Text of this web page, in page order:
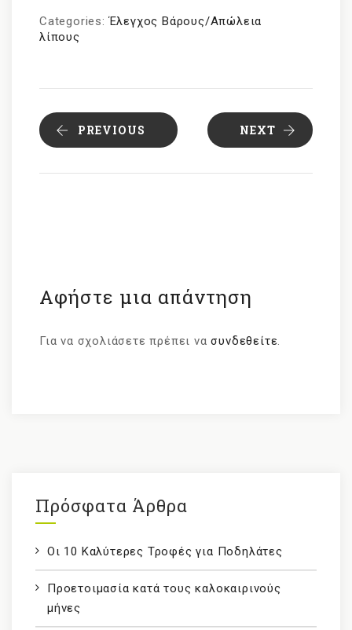
Categories:Έλεγχος Βάρους/Απώλεια
λίπους
PREVIOUS NEXT
Αφήστε μια απάντηση
Για να σχολιάσετε πρέπει νασυνδεθείτε.
Πρόσφατα Άρθρα
Οι 10 Καλύτερες Τροφές για Ποδηλάτες
Προετοιμασία κατά τους καλοκαιρινούς
μήνες